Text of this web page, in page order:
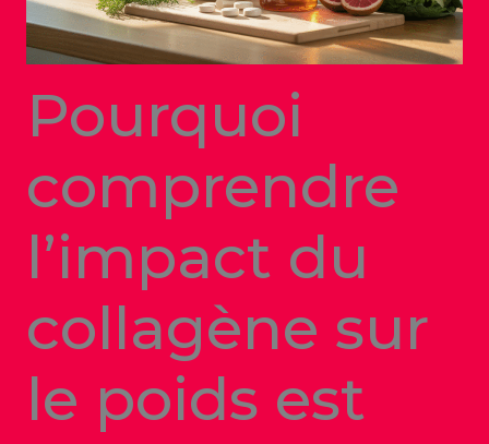
Pourquoi
comprendre
l’impact du
collagène sur
le poids est